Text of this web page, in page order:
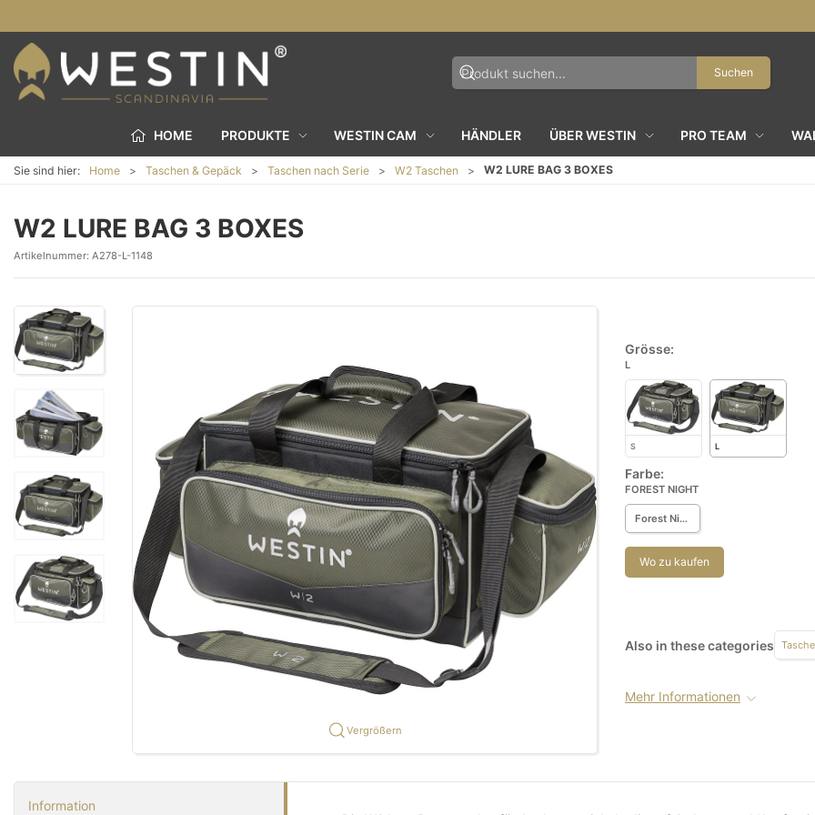
Suchen
HOME PRODUKTE WESTIN CAM HÄNDLER ÜBER WESTIN PRO TEAM
Sie sind hier: Home Taschen & Gepäck Taschen nach Serie W2 Taschen W2 LURE BAG 3 BOXES
W2 LURE BAG 3 BOXES
Artikelnummer: A278-L-1148
Vergrößern
Grösse:
L
S L
Farbe:
FOREST NIGHT
Forest Night
Wo zu kaufen
Also in these categories
Mehr Informationen
Information